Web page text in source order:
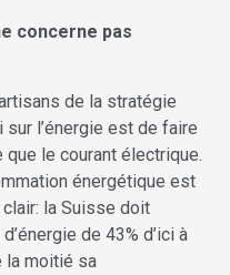
concerne pas
de la stratégie
l’énergie est de faire
le courant électrique.
énergétique est
la Suisse doit
de 43% d’ici à
la moitié sa